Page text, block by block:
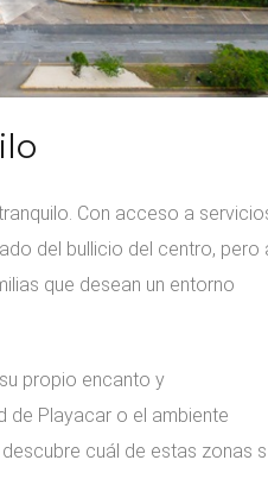
Con acceso a
del bullicio del centro, pero
que desean un entorno
propio encanto y
de Playacar o el ambiente
cuál de estas zonas